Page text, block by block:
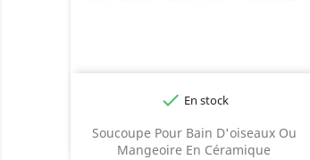
Soucoupe Pour Bain D'oiseaux Ou
Mangeoire En Céramique
 En stock
Blanc
Bleu
foncé
Vert